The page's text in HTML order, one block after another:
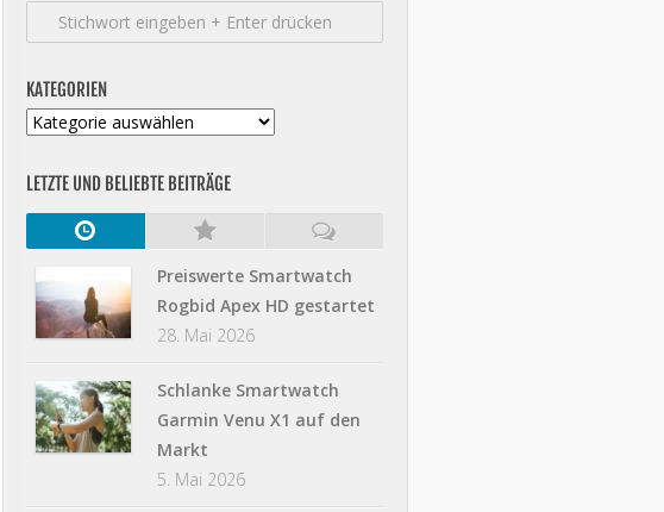
KATEGORIEN
Kategorien
LETZTE UND BELIEBTE BEITRÄGE
Preiswerte Smartwatch
Rogbid Apex HD gestartet
28. Mai 2026
Schlanke Smartwatch
Garmin Venu X1 auf den
Markt
5. Mai 2026